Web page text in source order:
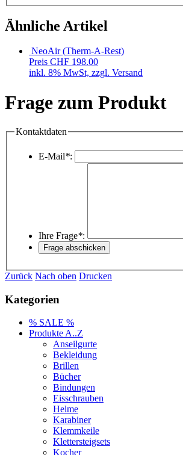
Ähnliche Artikel
NeoAir (Therm-A-Rest)
Preis CHF 198.00
inkl. 8% MwSt, zzgl. Versand
Frage zum Produkt
Kontaktdaten
E-Mail*:
Ihre Frage*:
Zurück Nach oben Drucken
Kategorien
% SALE %
Produkte A..Z
Anseilgurte
Bekleidung
Brillen
Bücher
Bindungen
Eisschrauben
Helme
Karabiner
Klemmkeile
Klettersteigsets
Kocher